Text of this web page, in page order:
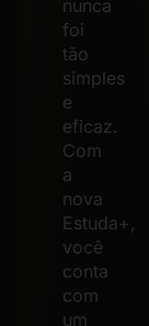
nunca
foi
tão
simples
e
eficaz.
Com
a
nova
Estuda+,
você
conta
com
um